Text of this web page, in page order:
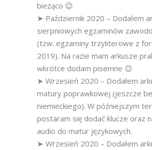
bieżąco 😉
➤ Październik 2020 – Dodałem
sierpniowych egzaminów
(tzw. egzaminy trzyliterowe z
2019). Na razie mam arkusze
wkrótce dodam pisemne 😉
➤ Wrzesień 2020 – Dodałem
matury poprawkowej (jeszcze
niemieckiego). W późniejszym
postaram się dodać klucze oraz
audio do matur językowych.
➤ Wrzesień 2020 – Dodałem